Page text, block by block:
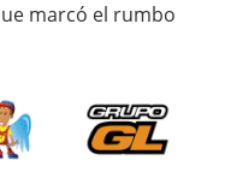
marcó el rumbo